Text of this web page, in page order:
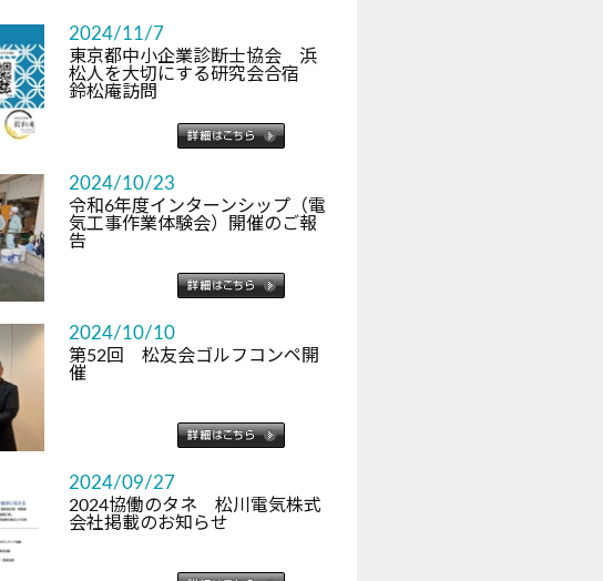
2024/11/7
東京都中小企業診断士協会 浜
松人を大切にする研究会合宿
鈴松庵訪問
2024/10/23
令和6年度インターンシップ（電
気工事作業体験会）開催のご報
告
2024/10/10
第52回 松友会ゴルフコンペ開
催
2024/09/27
2024協働のタネ 松川電気株式
会社掲載のお知らせ